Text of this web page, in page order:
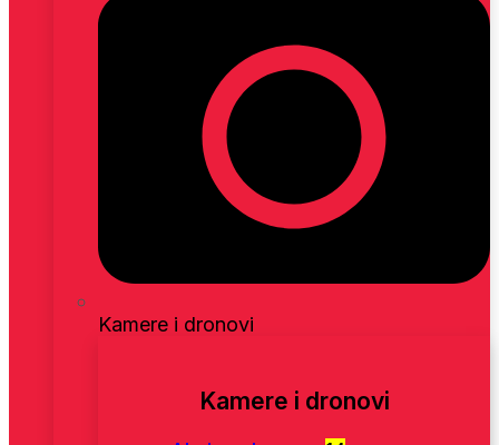
Kamere i dronovi
Kamere i dronovi